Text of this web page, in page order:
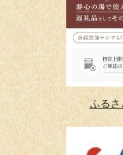
ふる